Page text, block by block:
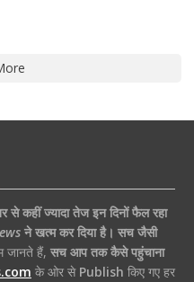
कहीं ज्यादा तेज इन दिनों फैल रहा
ने खत्म कर दिया है। सच जैसी
जानते हैं, सच आप तक कैसे पहुंचाना
के ओर से Publish किए गए हर